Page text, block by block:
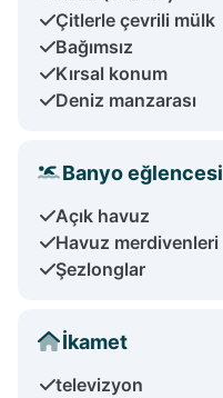
Çitlerle çevrili mülk
Bağımsız
Kırsal konum
Deniz manzarası
Banyo eğlencesi
Açık havuz
Havuz merdivenleri
Şezlonglar
İkamet
televizyon